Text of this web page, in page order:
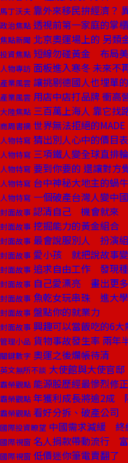
馬丁沃夫 靠外來移民拚經濟？
政治焦點 透視前第一家庭的掌
焦點新聞 北京奧運場上的 另類
投資焦點 短線勿碰黃金 布局
人物專訪 面板進入寒冬 未來不
產業風雲 讓挑剔德國人也埋單
產業風雲 用店中店打品牌 衝高
大陸焦點 三百萬上海人 靠它找
商周書摘 世界無法拒絕的
人物特寫 猜出別人心中的價目
人物特寫 三項鐵人變全球直排
人物特寫 要到你要的 還讓對方
人物特寫 台中神秘大地主的蝸
人物特寫 一個破產台灣人變中
封面故事 認清自己 機會就來
封面故事 挖掘能力的黃金組合
封面故事 最會說服別人 扮演
封面故事 愛小孩 就把說故事
封面故事 追求自由工作 發現
封面故事 自己愛漂亮 畫出更
封面故事 魚乾女玩串珠 進大
封面故事 盤點你的就業力
封面故事 興趣可以當飯吃的6大
管理小品 貨物事故發生率 兩年
關鍵數字 奧運之後爛帳待清
英文無所不談 大使館與大使官邸
霸榮觀點 能源股歷經最慘烈修
霸榮觀點 年獲利成長將逾2成
霸榮觀點 看好分拆、破產公司
國際投資瞭望 中國需求減緩 終
國際視窗 名人捐款帶動流行
國際視窗 低價迷你筆電賣翻了